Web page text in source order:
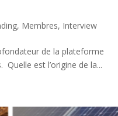
, Membres, Interview
de la plateforme
est l’origine de la...